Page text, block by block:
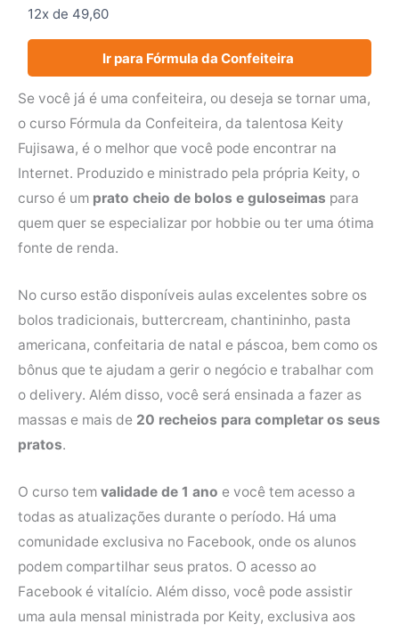
12x de 49,60
Ir para Fórmula da Confeiteira
Se você já é uma confeiteira, ou deseja se tornar uma,
o curso Fórmula da Confeiteira, da talentosa Keity
Fujisawa, é o melhor que você pode encontrar na
Internet. Produzido e ministrado pela própria Keity, o
curso é um prato cheio de bolos e guloseimas para
quem quer se especializar por hobbie ou ter uma ótima
fonte de renda.
No curso estão disponíveis aulas excelentes sobre os
bolos tradicionais, buttercream, chantininho, pasta
americana, confeitaria de natal e páscoa, bem como os
bônus que te ajudam a gerir o negócio e trabalhar com
o delivery. Além disso, você será ensinada a fazer as
massas e mais de 20 recheios para completar os seus
pratos.
O curso tem validade de 1 ano e você tem acesso a
todas as atualizações durante o período. Há uma
comunidade exclusiva no Facebook, onde os alunos
podem compartilhar seus pratos. O acesso ao
Facebook é vitalício. Além disso, você pode assistir
uma aula mensal ministrada por Keity, exclusiva aos